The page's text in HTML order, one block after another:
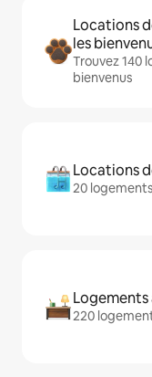
Locations
les
Trouvez 140
bienvenus
Locations
20
Logements
220